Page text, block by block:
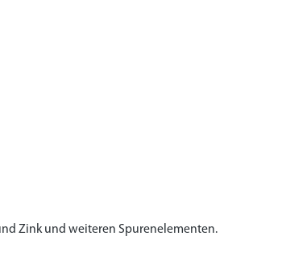
Zink und weiteren Spurenelementen.